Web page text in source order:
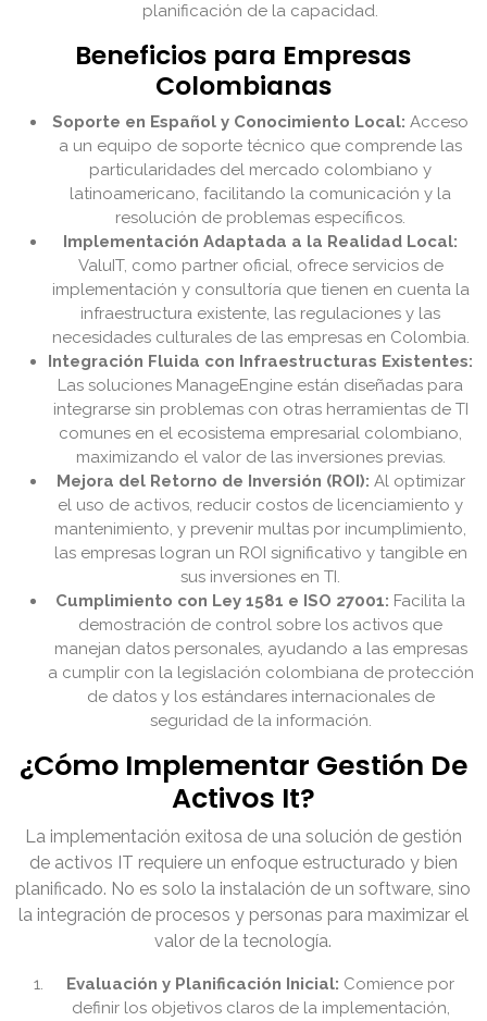
planificación de la capacidad.
Beneficios para Empresas
Colombianas
Soporte en Español y Conocimiento Local: Acceso
a un equipo de soporte técnico que comprende las
particularidades del mercado colombiano y
latinoamericano, facilitando la comunicación y la
resolución de problemas específicos.
Implementación Adaptada a la Realidad Local:
ValuIT, como partner oficial, ofrece servicios de
implementación y consultoría que tienen en cuenta la
infraestructura existente, las regulaciones y las
necesidades culturales de las empresas en Colombia.
Integración Fluida con Infraestructuras Existentes:
Las soluciones ManageEngine están diseñadas para
integrarse sin problemas con otras herramientas de TI
comunes en el ecosistema empresarial colombiano,
maximizando el valor de las inversiones previas.
Mejora del Retorno de Inversión (ROI): Al optimizar
el uso de activos, reducir costos de licenciamiento y
mantenimiento, y prevenir multas por incumplimiento,
las empresas logran un ROI significativo y tangible en
sus inversiones en TI.
Cumplimiento con Ley 1581 e ISO 27001: Facilita la
demostración de control sobre los activos que
manejan datos personales, ayudando a las empresas
a cumplir con la legislación colombiana de protección
de datos y los estándares internacionales de
seguridad de la información.
¿Cómo Implementar Gestión De
Activos It?
La implementación exitosa de una solución de gestión
de activos IT requiere un enfoque estructurado y bien
planificado. No es solo la instalación de un software, sino
la integración de procesos y personas para maximizar el
valor de la tecnología.
Evaluación y Planificación Inicial: Comience por
definir los objetivos claros de la implementación,